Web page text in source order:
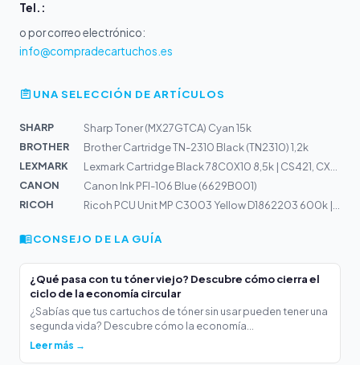
Tel.:
o por correo electrónico:
info@compradecartuchos.es
UNA SELECCIÓN DE ARTÍCULOS
SHARP
Sharp Toner (MX27GTCA) Cyan 15k
BROTHER
Brother Cartridge TN-2310 Black (TN2310) 1,2k
LEXMARK
CANON
Canon Ink PFI-106 Blue (6629B001)
RICOH
CONSEJO DE LA GUÍA
¿Qué pasa con tu tóner viejo? Descubre cómo cierra el
ciclo de la economía circular
¿Sabías que tus cartuchos de tóner sin usar pueden tener una
segunda vida? Descubre cómo la economía...
Leer más →